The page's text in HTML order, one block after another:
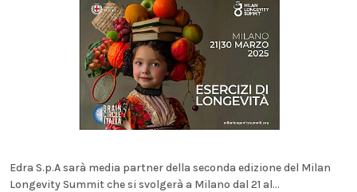
Edra S.p.A sarà media partner della seconda edizione del Milan
Longevity Summit che si svolgerà a Milano dal 21 al...